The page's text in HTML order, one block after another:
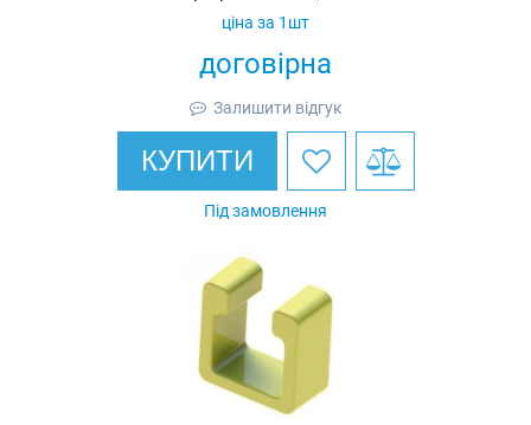
договірна
ціна за 1шт
Залишити відгук
КУПИТИ
Під замовлення